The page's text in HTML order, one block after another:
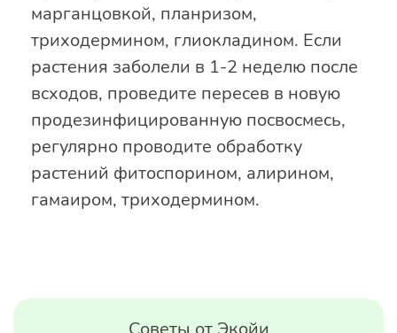
марганцовкой, планризом,
триходермином, глиокладином. Если
растения заболели в 1-2 неделю после
всходов, проведите пересев в новую
продезинфицированную посвосмесь,
регулярно проводите обработку
растений фитоспорином, алирином,
гамаиром, триходермином.